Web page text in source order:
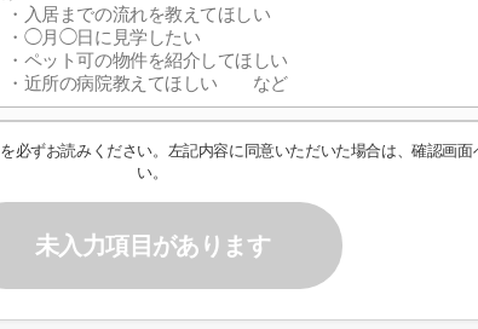
を必ずお読みください。左記内容に同意いただいた場合は、確認画面
い。
未入力項目があります